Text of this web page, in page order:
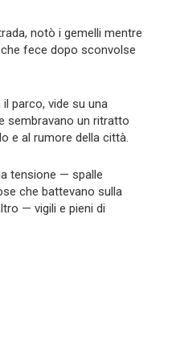
notò i gemelli mentre
fece dopo sconvolse
parco, vide su una
sembravano un ritratto
e al rumore della città.
tensione — spalle
che battevano sulla
— vigili e pieni di